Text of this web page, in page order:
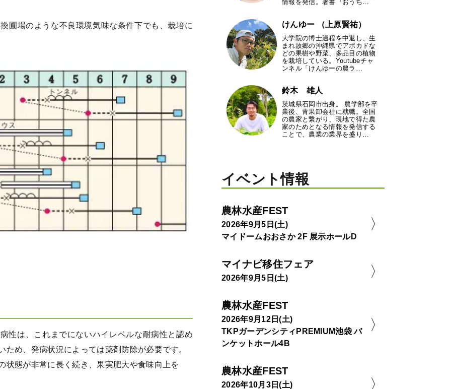
圃場のような不良環境気味な条件下でも、栽培に
性は、これまでにないハイレベルな耐病性と認め
め、発病状況によっては薬剤防除が必要です。
状態が非常に長く続き、果実肥大や食味向上を
情報を発信。著書『おうち…
けんゆー （上原賢祐）
大学院の博士過程を中退し、生
まれ故郷の沖縄県でアボカドな
どの果樹や野菜、多品目の植物
を栽培している。Youtubeチャ
ンネル「けんゆーの農ラ…
鈴木 雄人
茨城県石岡市出身。 農学部を卒
業後、青果卸会社に就職。全国
の農家と繋がり、現地で得た農
家のためとなる情報を発信する
ことで、農業の業界を盛り…
イベント情報
農林水産FEST
2026年9月5日(土)
マイドームおおさか 2F 展示ホールD
マイナビ移住フェア
2026年9月5日(土)
農林水産FEST
2026年9月12日(土)
TKPガーデンシティPREMIUM池袋 バ
ンケットホール4B
農林水産FEST
2026年10月3日(土)